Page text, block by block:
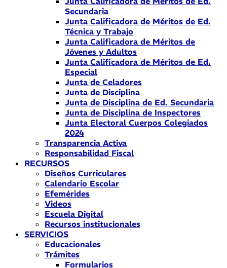
Secundaria
Junta Calificadora de Méritos de Ed.
Técnica y Trabajo
Junta Calificadora de Méritos de
Jóvenes y Adultos
Junta Calificadora de Méritos de Ed.
Especial
Junta de Celadores
Junta de Disciplina
Junta de Disciplina de Ed. Secundaria
Junta de Disciplina de Inspectores
Junta Electoral Cuerpos Colegiados
2024
Transparencia Activa
Responsabilidad Fiscal
RECURSOS
Diseños Curriculares
Calendario Escolar
Efemérides
Videos
Escuela Digital
Recursos institucionales
SERVICIOS
Educacionales
Trámites
Formularios